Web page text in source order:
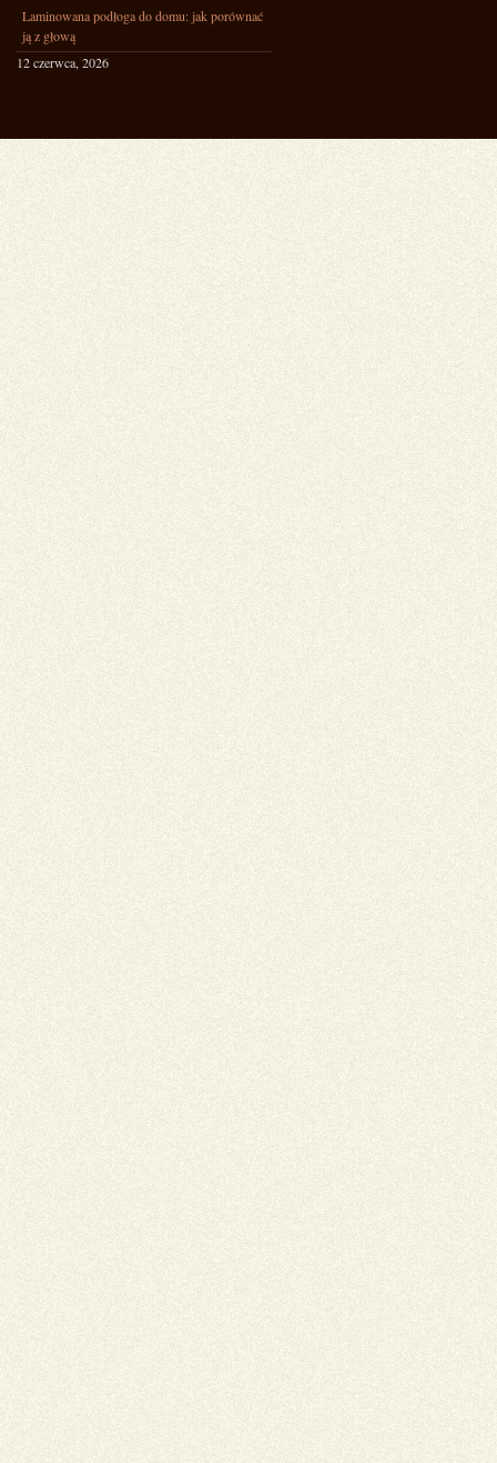
Laminowana podłoga do domu: jak porównać
ją z głową
12 czerwca, 2026